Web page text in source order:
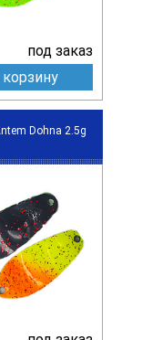
под заказ
Dohna 2.5g